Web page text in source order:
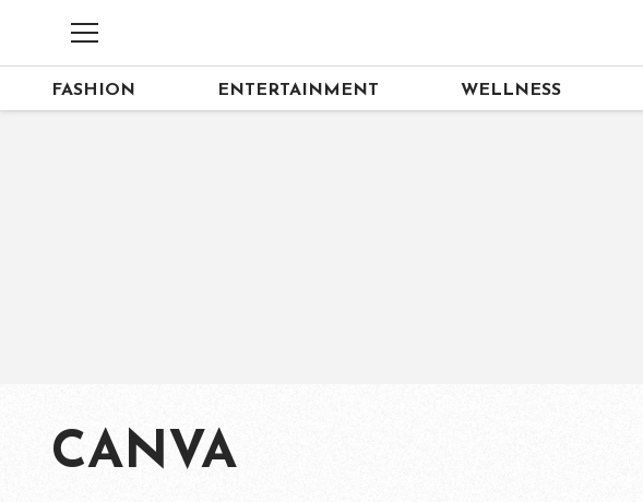
FASHION ENTERTAINMENT WELLNESS
CANVA